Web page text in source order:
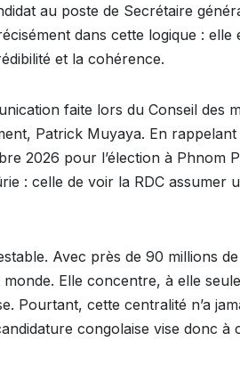
au poste de Secrétaire
dans cette logique :
et la cohérence.
faite lors du Conseil des
Patrick Muyaya. En rappelant
2026 pour l’élection à Phnom
: celle de voir la RDC assumer
Avec près de 90 millions
Elle concentre, à elle
Pourtant, cette centralité n’a
congolaise vise donc